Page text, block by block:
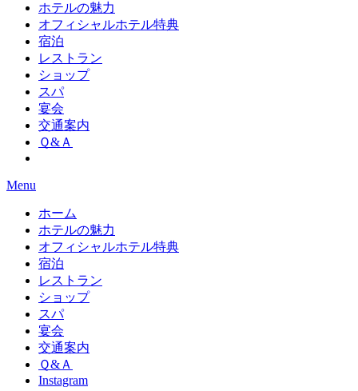
ホテルの魅力
オフィシャルホテル特典
宿泊
レストラン
ショップ
スパ
宴会
交通案内
Ｑ&Ａ
Menu
ホーム
ホテルの魅力
オフィシャルホテル特典
宿泊
レストラン
ショップ
スパ
宴会
交通案内
Ｑ&Ａ
Instagram